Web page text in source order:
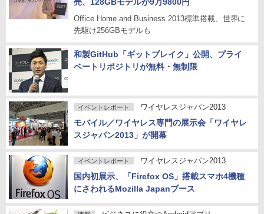
Office Home and Business 2013標準搭載、世界に
先駆け256GBモデルも
和製GitHub「ギットブレイク」公開、プライ
ベートリポジトリが無料・無制限
イベントレポート ワイヤレスジャパン2013
モバイル／ワイヤレス専門の展示会「ワイヤレ
スジャパン2013」が開幕
イベントレポート ワイヤレスジャパン2013
国内初展示、「Firefox OS」搭載スマホ4機種
にさわれるMozilla Japanブース